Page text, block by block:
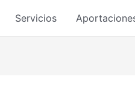
Servicios